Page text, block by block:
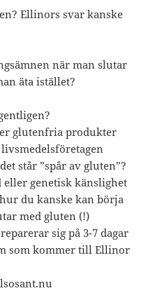
Ellinors svar kanske
när man slutar
äta istället?
glutenfria produkter
står ”spår av gluten”?
eller genetisk känslighet
du kanske kan börja
med gluten (!)
sig på 3-7 dagar
som kommer till Ellinor